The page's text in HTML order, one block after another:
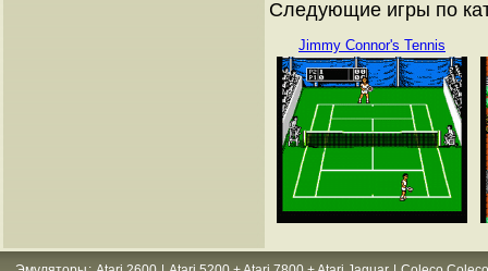
Следующие игры по
Jimmy Connor's Tennis